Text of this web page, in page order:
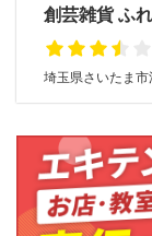
創芸雑貨 ふ
埼玉県さいたま